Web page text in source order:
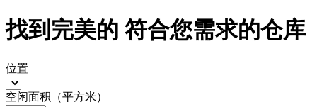
找到完美的 符合您需求的仓库
位置
空闲面积（平方米）